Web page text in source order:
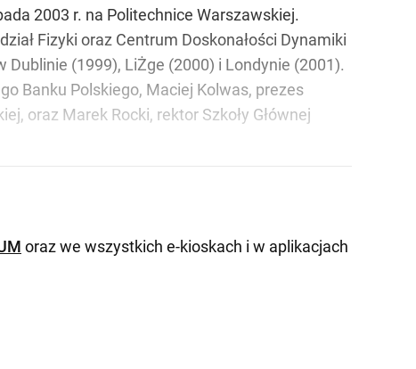
2003 r. na Politechnice Warszawskiej.
Fizyki oraz Centrum Doskonałości Dynamiki
Dublinie (1999), LiŻge (2000) i Londynie (2001).
Banku Polskiego, Maciej Kolwas, prezes
oraz Marek Rocki, rektor Szkoły Głównej
oraz we wszystkich e-kioskach i w aplikacjach